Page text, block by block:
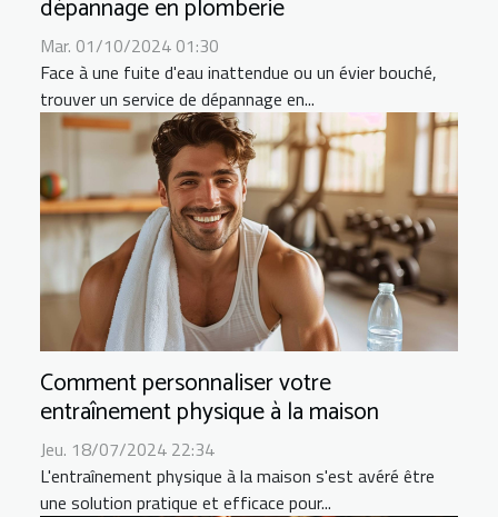
dépannage en plomberie
Mar. 01/10/2024 01:30
Face à une fuite d'eau inattendue ou un évier bouché,
trouver un service de dépannage en...
Comment personnaliser votre
entraînement physique à la maison
Jeu. 18/07/2024 22:34
L'entraînement physique à la maison s'est avéré être
une solution pratique et efficace pour...